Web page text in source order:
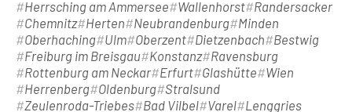
Herrsching am Ammersee
Wallenhorst Randersacker
Chemnitz Herten Neubrandenburg Minden
Oberhaching Ulm Oberzent Dietzenbach
Bestwig
Freiburg im Breisgau
Konstanz Ravensburg
Rottenburg am Neckar Erfurt Glashütte
Wien
Herrenberg Oldenburg Stralsund
Zeulenroda-Triebes Bad Vilbel Varel Lenggries